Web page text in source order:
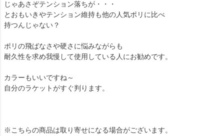
じゃあさぞテンション落ちが・・・
とおもいきやテンション維持も他の人気ポリに比べ
持つんじゃない？
ポリの飛ばなさや硬さに悩みながらも
耐久性を求め我慢して使用している人にお勧めです。
カラーもいいですね～
自分のラケットがすぐ判ります。
※こちらの商品は取り寄せになる場合がございます。